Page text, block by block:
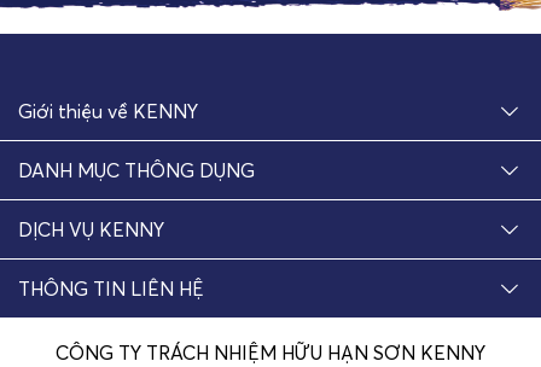
Giới thiệu về KENNY
DANH MỤC THÔNG DỤNG
DỊCH VỤ KENNY
THÔNG TIN LIÊN HỆ
CÔNG TY TRÁCH NHIỆM HỮU HẠN SƠN KENNY